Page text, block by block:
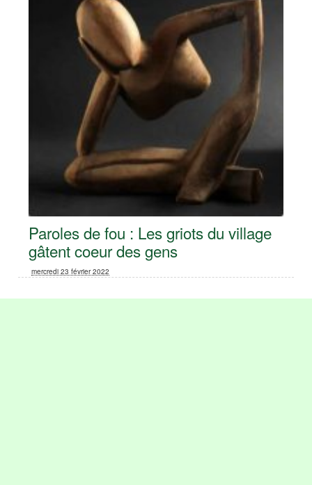
Paroles de fou : Les griots du village
gâtent coeur des gens
mercredi 23 février 2022